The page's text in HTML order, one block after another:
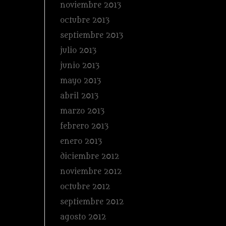
noviembre 2013
octubre 2013
septiembre 2013
julio 2013
junio 2013
mayo 2013
abril 2013
marzo 2013
febrero 2013
enero 2013
diciembre 2012
noviembre 2012
octubre 2012
septiembre 2012
agosto 2012